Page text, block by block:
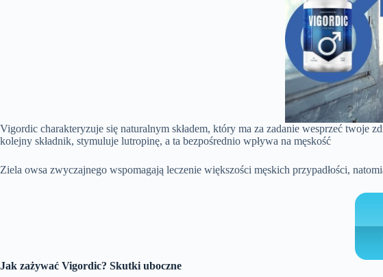
Vigordic charakteryzuje się naturalnym składem, który ma za zadanie wesprzeć twoje
kolejny składnik, stymuluje lutropinę, a ta bezpośrednio wpływa na męskość
Ziela owsa zwyczajnego wspomagają leczenie większości męskich przypadłości,
Jak zażywać Vigordic? Skutki uboczne